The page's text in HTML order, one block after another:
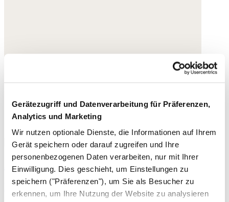
Gerätezugriff und Datenverarbeitung für Präferenzen,
Analytics und Marketing
Wir nutzen optionale Dienste, die Informationen auf Ihrem
Gerät speichern oder darauf zugreifen und Ihre
personenbezogenen Daten verarbeiten, nur mit Ihrer
Einwilligung. Dies geschieht, um Einstellungen zu
speichern ("Präferenzen"), um Sie als Besucher zu
erkennen, um Ihre Nutzung der Website zu analysieren
Armband
Edelstein